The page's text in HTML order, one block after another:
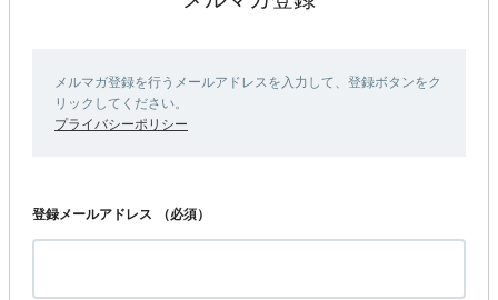
メルマガ登録を行うメールアドレスを入力して、登録ボタンをク
リックしてください。
プライバシーポリシー
登録メールアドレス （必須）